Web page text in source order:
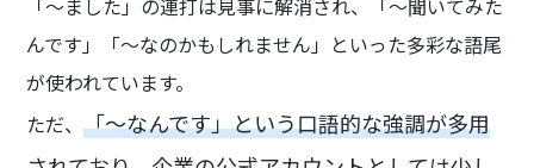
「〜ました」の連打は見事に解消され、「〜聞いてみた
んです」「〜なのかもしれません」といった多彩な語尾
が使われています。
ただ、「〜なんです」という口語的な強調が多用